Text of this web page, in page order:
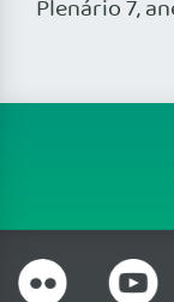
Plenário 7,